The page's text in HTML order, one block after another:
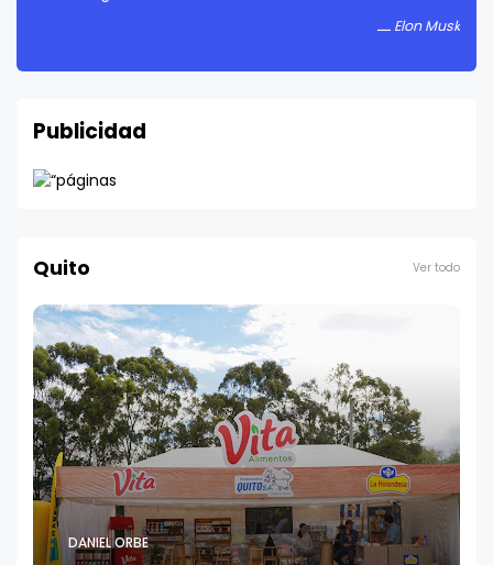
Publicidad
Quito Ver todo
DANIEL ORBE